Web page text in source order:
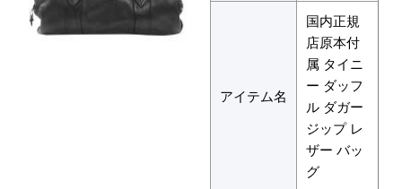
アイテム名
国内正規
店原本付
属 タイニ
ー ダッフ
ル ダガー
ジップ レ
ザー バッ
グ